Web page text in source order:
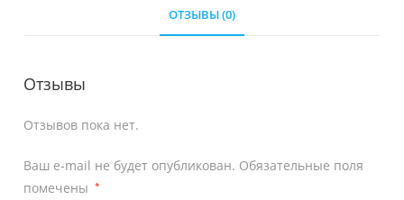
ОТЗЫВЫ (0)
Отзывы
Отзывов пока нет.
Ваш e-mail не будет опубликован. Обязательные поля
помечены
*